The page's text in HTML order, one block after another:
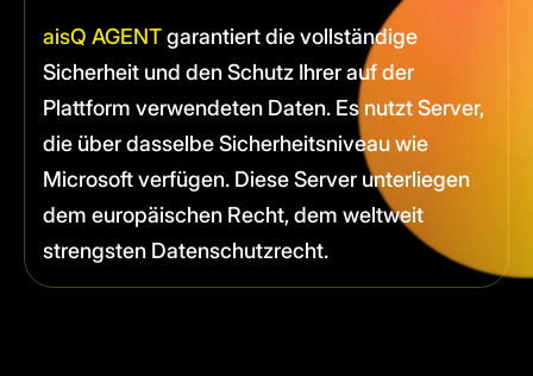
aisQ AGENTgarantiert die vollständige
Sicherheit und den Schutz Ihrer auf der
Plattform verwendeten Daten. Es nutzt Server,
die über dasselbe Sicherheitsniveau wie
Microsoft verfügen. Diese Server unterliegen
dem europäischen Recht, dem weltweit
strengsten Datenschutzrecht.